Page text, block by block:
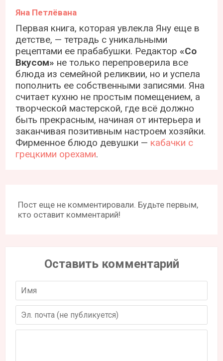
Яна Петлёвана
Первая книга, которая увлекла Яну еще в
детстве, — тетрадь с уникальными
рецептами ее прабабушки. Редактор«Со
Вкусом» не только перепроверила все
блюда из семейной реликвии, но и успела
пополнить ее собственными записями. Яна
считает кухню не простым помещением, а
творческой мастерской, где всё должно
быть прекрасным, начиная от интерьера и
заканчивая позитивным настроем хозяйки.
Фирменное блюдо девушки — кабачки с
грецкими орехами.
Пост еще не комментировали. Будьте первым,
кто оставит комментарий!
Оставить комментарий